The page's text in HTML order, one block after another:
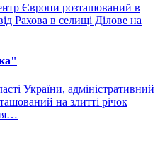
Європи розташований в
Рахова в селищі Ділове на
України, адміністративний
на злитті річок